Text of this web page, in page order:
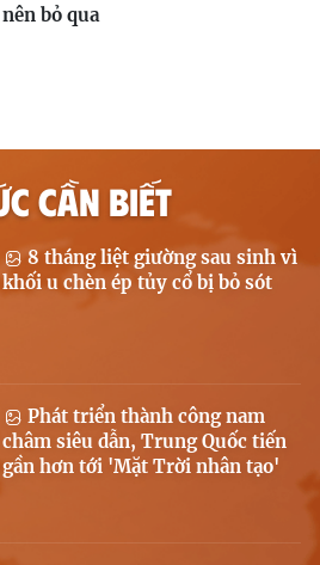
nên bỏ qua
CẦN BIẾT
8 tháng liệt giường sau sinh vì
khối u chèn ép tủy cổ bị bỏ sót
Phát triển thành công nam
châm siêu dẫn, Trung Quốc tiến
gần hơn tới 'Mặt Trời nhân tạo'